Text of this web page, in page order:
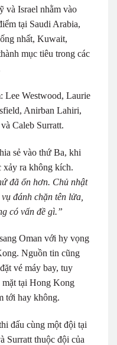
và Israel nhằm vào
tại Saudi Arabia,
nhất, Kuwait,
mục tiêu trong các
Lee Westwood, Laurie
Anirban Lahiri,
Caleb Surratt.
sẻ vào thứ Ba, khi
ra không kích.
đã ổn hơn. Chủ nhật
đánh chặn tên lửa,
có vấn đề gì.”
Oman với hy vọng
Nguồn tin cũng
vé máy bay, tuy
mặt tại Hong Kong
tới hay không.
đấu cùng một đội tại
thuộc đội của